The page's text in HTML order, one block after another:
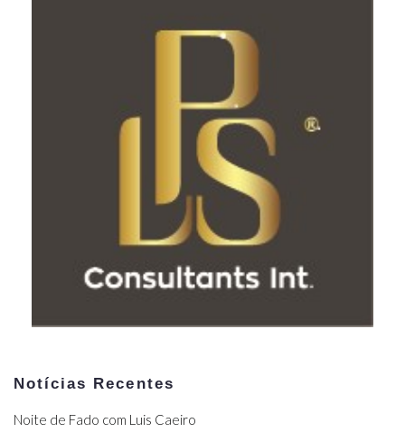
Notícias Recentes
Noite de Fado com Luis Caeiro